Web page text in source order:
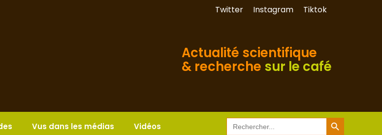
Twitter Instagram Tiktok
Actualité scientifique
& recherche sur le café
Vus dans les médias Vidéos Search
for:
Search Button